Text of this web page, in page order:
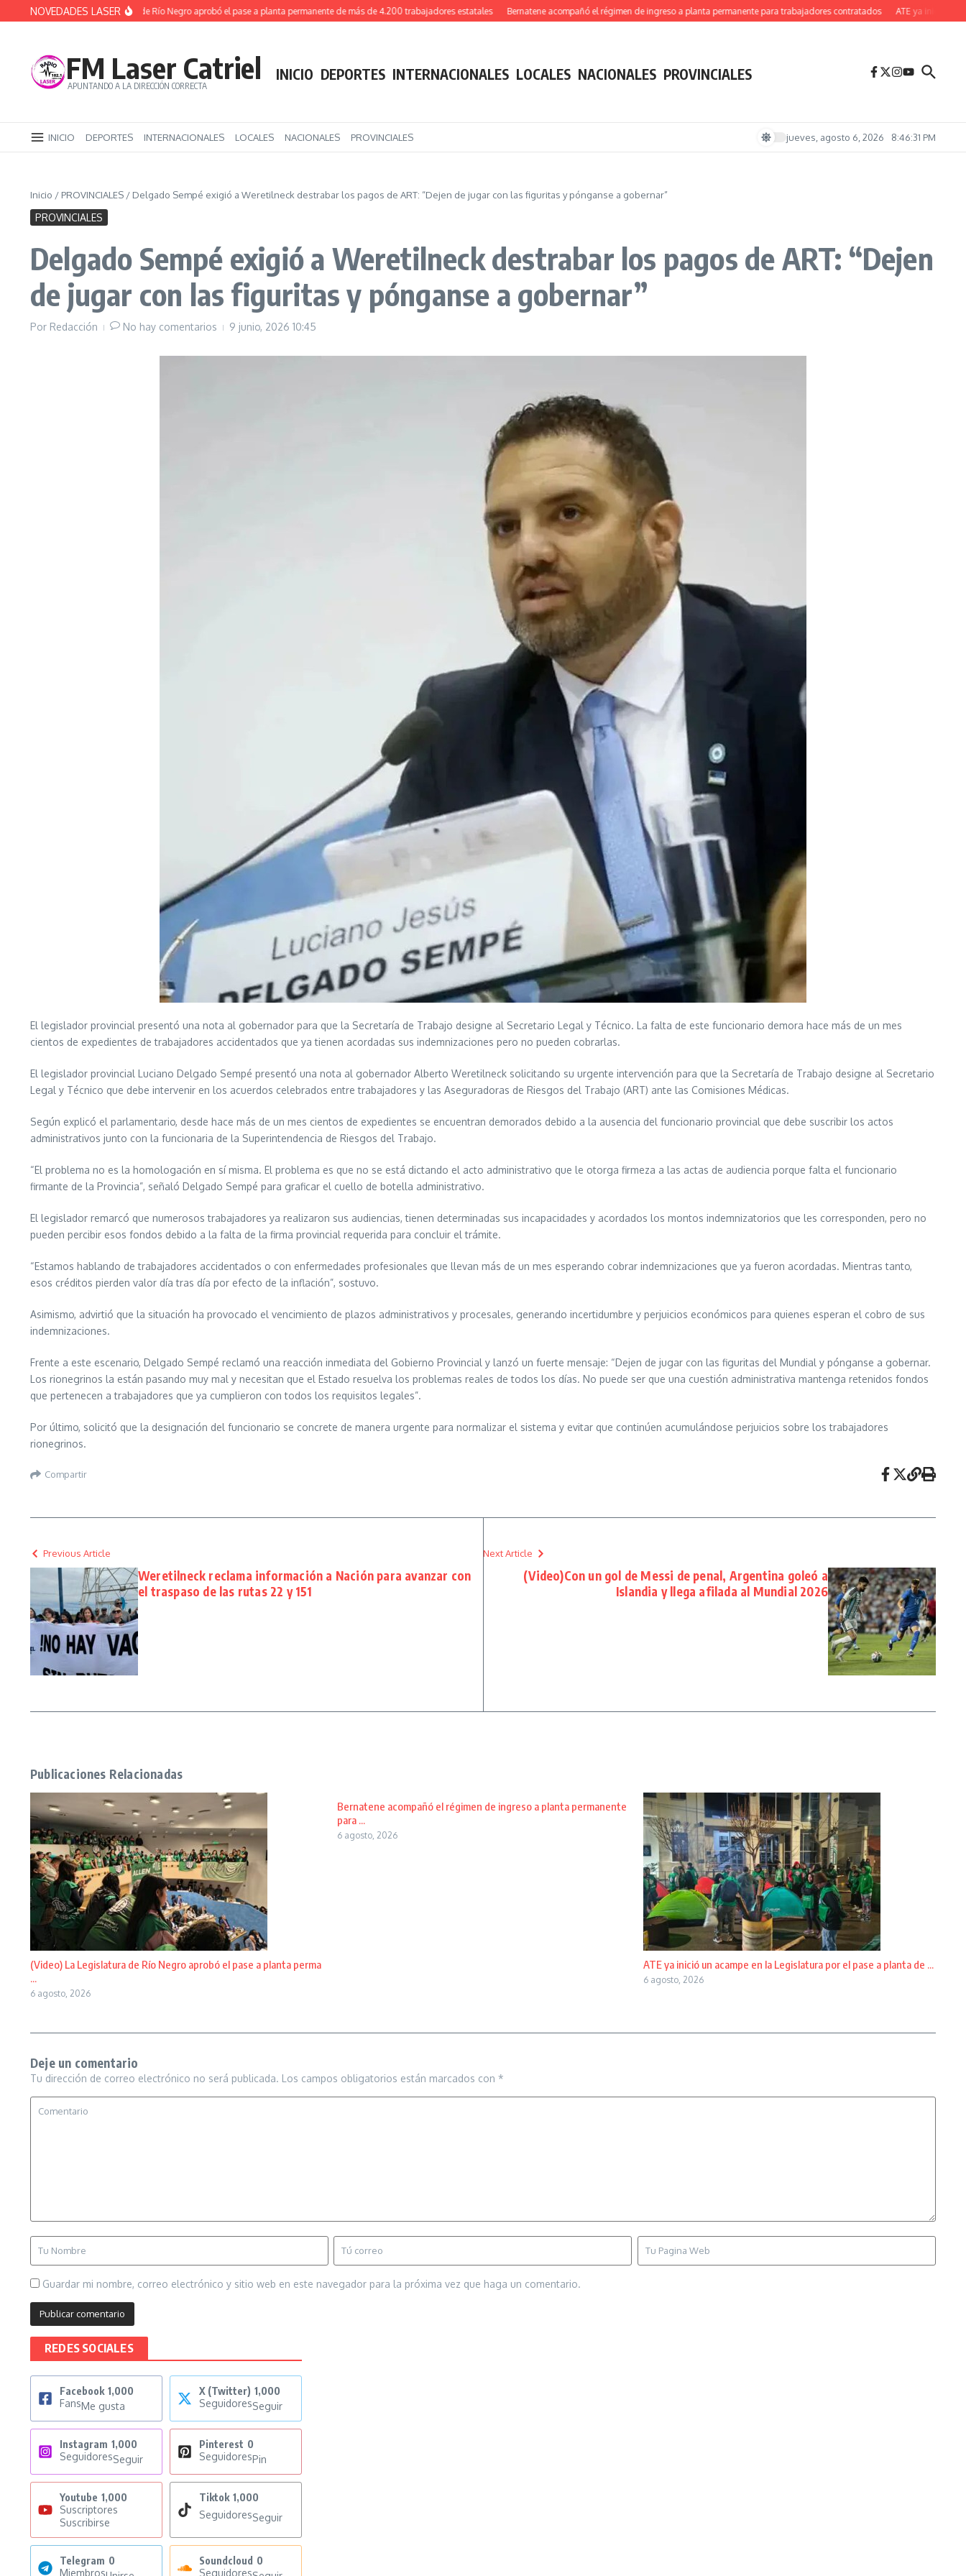
Saltar al contenido
NOVEDADES LASER
(Video) La Legislatura de Río Negro aprobó el pase a planta permanente de más de 4.200 trabajadores estatales Bernatene acompañó el régimen de ingreso a planta permanente para trabajadores contratados ATE ya inició un
FM Laser Catriel
APUNTANDO A LA DIRECCIÓN CORRECTA
INICIO DEPORTES INTERNACIONALES LOCALES NACIONALES PROVINCIALES
INICIO DEPORTES INTERNACIONALES LOCALES NACIONALES PROVINCIALES jueves, agosto 6, 2026 8:46:32 PM
Inicio / PROVINCIALES / Delgado Sempé exigió a Weretilneck destrabar los pagos de ART: “Dejen de jugar con las figuritas y pónganse a gobernar”
PROVINCIALES
Delgado Sempé exigió a Weretilneck destrabar los pagos de ART: “Dejen
de jugar con las figuritas y pónganse a gobernar”
Por Redacción No hay comentarios 9 junio, 2026 10:45
El legislador provincial presentó una nota al gobernador para que la Secretaría de Trabajo designe al Secretario Legal y Técnico. La falta de este funcionario demora hace más de un mes
cientos de expedientes de trabajadores accidentados que ya tienen acordadas sus indemnizaciones pero no pueden cobrarlas.
El legislador provincial Luciano Delgado Sempé presentó una nota al gobernador Alberto Weretilneck solicitando su urgente intervención para que la Secretaría de Trabajo designe al Secretario
Legal y Técnico que debe intervenir en los acuerdos celebrados entre trabajadores y las Aseguradoras de Riesgos del Trabajo (ART) ante las Comisiones Médicas.
Según explicó el parlamentario, desde hace más de un mes cientos de expedientes se encuentran demorados debido a la ausencia del funcionario provincial que debe suscribir los actos
administrativos junto con la funcionaria de la Superintendencia de Riesgos del Trabajo.
“El problema no es la homologación en sí misma. El problema es que no se está dictando el acto administrativo que le otorga firmeza a las actas de audiencia porque falta el funcionario
firmante de la Provincia”, señaló Delgado Sempé para graficar el cuello de botella administrativo.
El legislador remarcó que numerosos trabajadores ya realizaron sus audiencias, tienen determinadas sus incapacidades y acordados los montos indemnizatorios que les corresponden, pero no
pueden percibir esos fondos debido a la falta de la firma provincial requerida para concluir el trámite.
“Estamos hablando de trabajadores accidentados o con enfermedades profesionales que llevan más de un mes esperando cobrar indemnizaciones que ya fueron acordadas. Mientras tanto,
esos créditos pierden valor día tras día por efecto de la inflación”, sostuvo.
Asimismo, advirtió que la situación ha provocado el vencimiento de plazos administrativos y procesales, generando incertidumbre y perjuicios económicos para quienes esperan el cobro de sus
indemnizaciones.
Frente a este escenario, Delgado Sempé reclamó una reacción inmediata del Gobierno Provincial y lanzó un fuerte mensaje: “Dejen de jugar con las figuritas del Mundial y pónganse a gobernar.
Los rionegrinos la están pasando muy mal y necesitan que el Estado resuelva los problemas reales de todos los días. No puede ser que una cuestión administrativa mantenga retenidos fondos
que pertenecen a trabajadores que ya cumplieron con todos los requisitos legales”.
Por último, solicitó que la designación del funcionario se concrete de manera urgente para normalizar el sistema y evitar que continúen acumulándose perjuicios sobre los trabajadores
rionegrinos.
Compartir
Previous Article
Weretilneck reclama información a Nación para avanzar con
el traspaso de las rutas 22 y 151
Next Article
(Video)Con un gol de Messi de penal, Argentina goleó a
Islandia y llega afilada al Mundial 2026
Publicaciones Relacionadas
(Video) La Legislatura de Río Negro aprobó el pase a planta perma
...
6 agosto, 2026
Bernatene acompañó el régimen de ingreso a planta permanente
para ...
6 agosto, 2026
ATE ya inició un acampe en la Legislatura por el pase a planta de ...
6 agosto, 2026
Deje un comentario
Tu dirección de correo electrónico no será publicada. Los campos obligatorios están marcados con *
Guardar mi nombre, correo electrónico y sitio web en este navegador para la próxima vez que haga un comentario.
REDES SOCIALES
Facebook 1,000
FansMe gusta
X (Twitter) 1,000
SeguidoresSeguir
Instagram 1,000
SeguidoresSeguir
Pinterest 0
SeguidoresPin
Youtube 1,000
Suscriptores
Suscribirse
Tiktok 1,000
SeguidoresSeguir
Telegram 0
Miembros
Soundcloud 0
Seguidores